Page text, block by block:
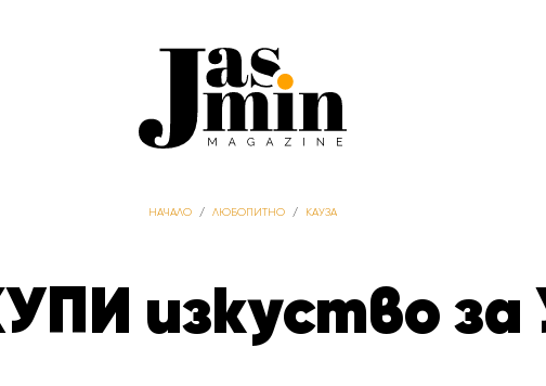
НАЧАЛО / ЛЮБОПИТНО / КАУЗА
изкуство за